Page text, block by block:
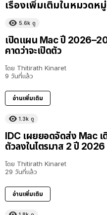
เรื่องเพิ่มเติมในหมวดห
5.6k ดู
เปิดแผน Mac ปี
คาดว่าจะเปิดตัว
โดย Thitirath Kinaret
9 วันที่แล้ว
อ่านเพิ่มเติม
1.3k ดู
IDC เผยยอดจัดส่ง Mac เ
ตัวลงในไตรมาส 2 ปี 2026
โดย Thitirath Kinaret
29 วันที่แล้ว
อ่านเพิ่มเติม